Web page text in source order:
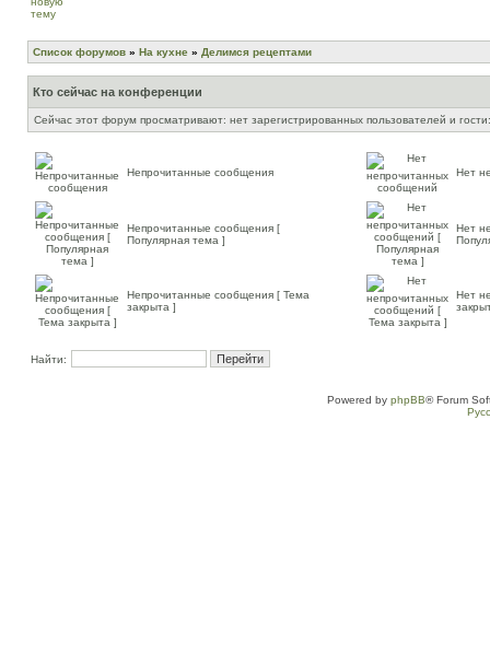
Список форумов » На кухне » Делимся рецептами
Кто сейчас на конференции
Сейчас этот форум просматривают: нет зарегистрированных пользователей и
Непрочитанные сообщения Нет
Непрочитанные сообщения [
Популярная тема ]
Нет
Непрочитанные сообщения [ Тема
закрыта ]
Нет
Найти:
Powered by phpBB® Forum